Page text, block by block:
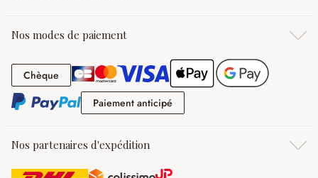
Nos modes de paiement
Chèque Chèque
Paiement anticipé
Nos partenaires d'expédition